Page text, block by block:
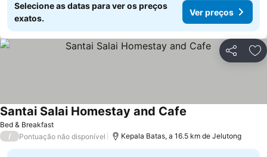
Selecione as datas para ver os preços
exatos.
Ver preços
Partilhar
Bed & Breakfast
Santai Salai Homestay and Cafe
/ Pontuação não disponível Kepala Batas, a 16.5 km de Jelutong